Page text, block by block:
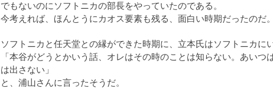
でもないのにソフトニカの部長をやっていたのである。
今考えれば、ほんとうにカオス要素も残る、面白い時期だったのだ。
ソフトニカと任天堂との縁ができた時期に、立本氏はソフトニカに
「本谷がどうとかいう話、オレはその時のことは知らない。あい
は出さない」
と、浦山さんに言ったそうだ。